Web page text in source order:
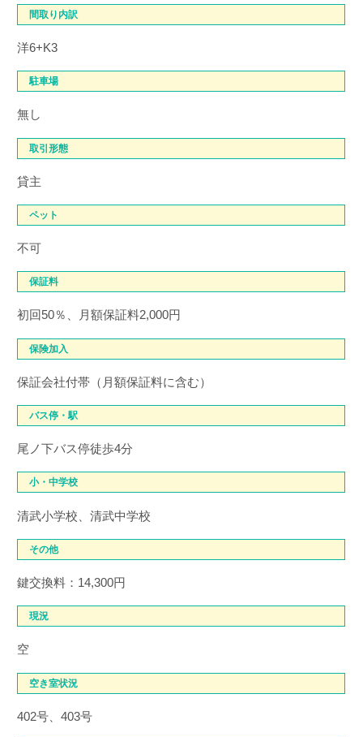
間取り内訳
洋6+K3
駐車場
無し
取引形態
貸主
ペット
不可
保証料
初回50％、月額保証料2,000円
保険加入
保証会社付帯（月額保証料に含む）
バス停・駅
尾ノ下バス停徒歩4分
小・中学校
清武小学校、清武中学校
その他
鍵交換料：14,300円
現況
空
空き室状況
402号、403号